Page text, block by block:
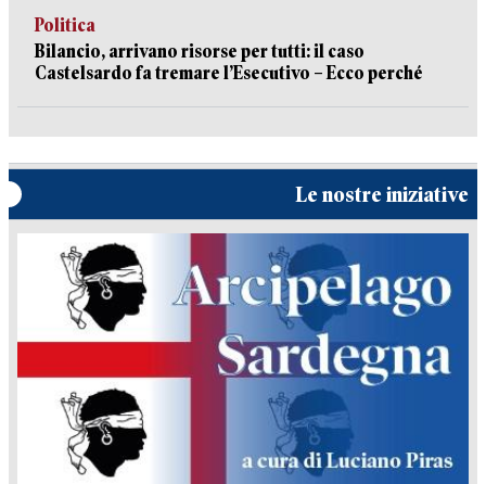
Politica
Bilancio, arrivano risorse per tutti: il caso
Castelsardo fa tremare l’Esecutivo – Ecco perché
Le nostre iniziative